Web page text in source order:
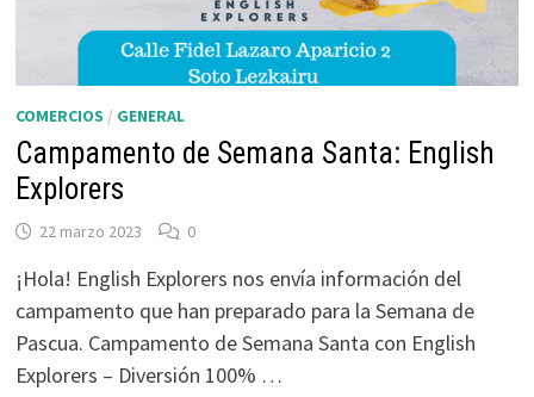
COMERCIOS / GENERAL
Campamento de Semana Santa: English
Explorers
22 marzo 2023 0
¡Hola! English Explorers nos envía información del
campamento que han preparado para la Semana de
Pascua. Campamento de Semana Santa con English
Explorers – Diversión 100% …